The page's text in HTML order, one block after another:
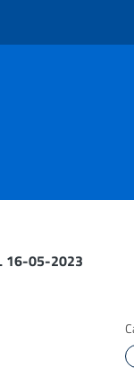
16-05-2023